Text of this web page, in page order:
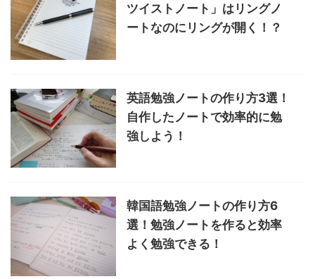
ツイストノート」はリングノ
ートなのにリングが開く！？
英語勉強ノートの作り方3選！
自作したノートで効率的に勉
強しよう！
韓国語勉強ノートの作り方6
選！勉強ノートを作ると効率
よく勉強できる！